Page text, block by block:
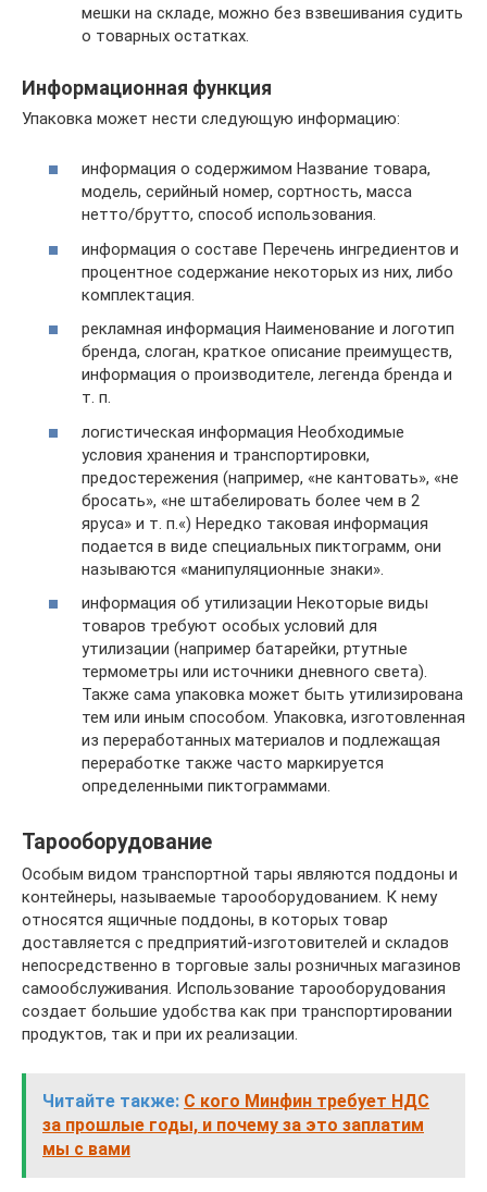
мешки на складе, можно без взвешивания судить
о товарных остатках.
Информационная функция
Упаковка может нести следующую информацию:
информация о содержимом Название товара,
модель, серийный номер, сортность, масса
нетто/брутто, способ использования.
информация о составе Перечень ингредиентов и
процентное содержание некоторых из них, либо
комплектация.
рекламная информация Наименование и логотип
бренда, слоган, краткое описание преимуществ,
информация о производителе, легенда бренда и
т. п.
логистическая информация Необходимые
условия хранения и транспортировки,
предостережения (например, «не кантовать», «не
бросать», «не штабелировать более чем в 2
яруса» и т. п.«) Нередко таковая информация
подается в виде специальных пиктограмм, они
называются «манипуляционные знаки».
информация об утилизации Некоторые виды
товаров требуют особых условий для
утилизации (например батарейки, ртутные
термометры или источники дневного света).
Также сама упаковка может быть утилизирована
тем или иным способом. Упаковка, изготовленная
из переработанных материалов и подлежащая
переработке также часто маркируется
определенными пиктограммами.
Тарооборудование
Особым видом транспортной тары являются поддоны и
контейнеры, называемые тарооборудованием. К нему
относятся ящичные поддоны, в которых товар
доставляется с предприятий-изготовителей и складов
непосредственно в торговые залы розничных магазинов
самообслуживания. Использование тарооборудования
создает большие удобства как при транспортировании
продуктов, так и при их реализации.
Читайте также: С кого Минфин требует НДС
за прошлые годы, и почему за это заплатим
мы с вами